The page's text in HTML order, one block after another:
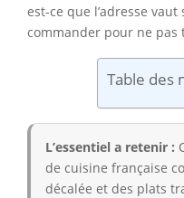
est-ce que l’adresse vaut
commander pour ne pas
Table des
L’essentiel a retenir :
de cuisine française
décalée et des plats